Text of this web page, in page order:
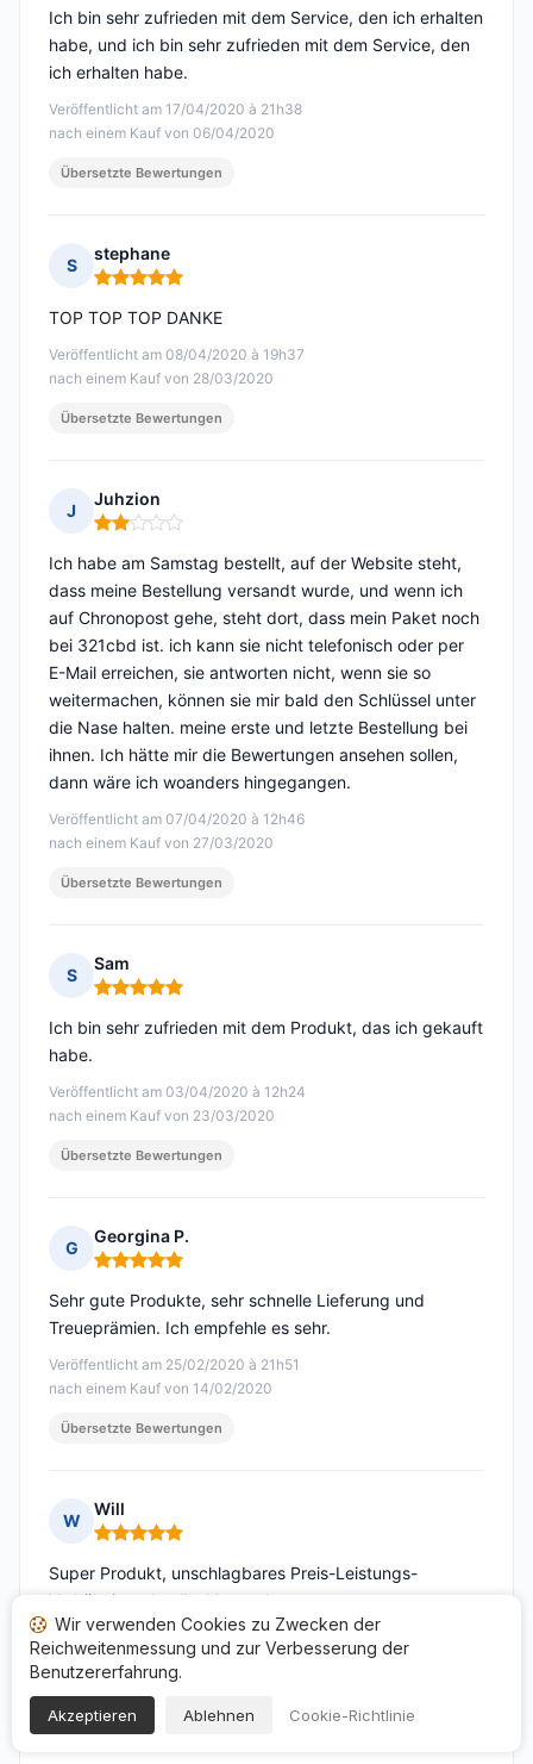
Veröffentlicht am 17/04/2020 à 21h38
nach einem Kauf von 06/04/2020
Ich bin sehr zufrieden mit dem Service, den ich erhalten
habe, und ich bin sehr zufrieden mit dem Service, den
ich erhalten habe.
Übersetzte Bewertungen
S
stephane
Hinweis: 5 von 5
Veröffentlicht am 08/04/2020 à 19h37
nach einem Kauf von 28/03/2020
TOP TOP TOP DANKE
Übersetzte Bewertungen
J
Juhzion
Hinweis: 2 von 5
Veröffentlicht am 07/04/2020 à 12h46
nach einem Kauf von 27/03/2020
Ich habe am Samstag bestellt, auf der Website steht,
dass meine Bestellung versandt wurde, und wenn ich
auf Chronopost gehe, steht dort, dass mein Paket noch
bei 321cbd ist. ich kann sie nicht telefonisch oder per
E-Mail erreichen, sie antworten nicht, wenn sie so
weitermachen, können sie mir bald den Schlüssel unter
die Nase halten. meine erste und letzte Bestellung bei
ihnen. Ich hätte mir die Bewertungen ansehen sollen,
dann wäre ich woanders hingegangen.
Übersetzte Bewertungen
S
Sam
Hinweis: 5 von 5
Veröffentlicht am 03/04/2020 à 12h24
nach einem Kauf von 23/03/2020
Ich bin sehr zufrieden mit dem Produkt, das ich gekauft
habe.
Übersetzte Bewertungen
G
Georgina P.
Hinweis: 5 von 5
Veröffentlicht am 25/02/2020 à 21h51
nach einem Kauf von 14/02/2020
Sehr gute Produkte, sehr schnelle Lieferung und
Treueprämien. Ich empfehle es sehr.
Übersetzte Bewertungen
W
Will
Hinweis: 5 von 5
Veröffentlicht am 12/02/2020 à 21h52
nach einem Kauf von 01/02/2020
Super Produkt, unschlagbares Preis-Leistungs-
Verhältnis, schneller Versand
Übersetzte Bewertungen
Wir verwenden Cookies zu Zwecken der
Reichweitenmessung und zur Verbesserung der
Benutzererfahrung.
Akzeptieren Ablehnen Cookie-Richtlinie